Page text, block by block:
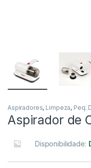
Aspiradores, Limpeza, Peq.
Aspirador de
Disponibilidade: